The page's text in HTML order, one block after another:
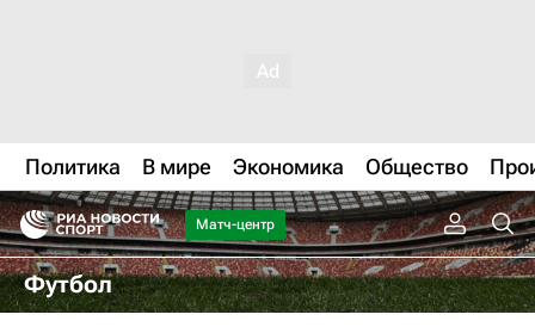
Политика В мире Экономика Общество
Матч-центр
Футбол